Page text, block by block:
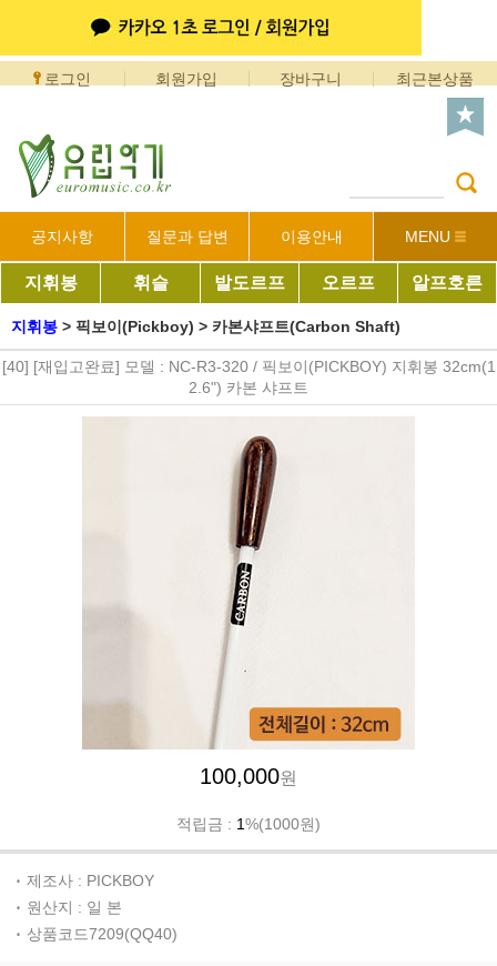
로그인 회원가입 장바구니 최근본상품
공지사항 질문과 답변 이용안내 MENU
지휘봉 휘슬 발도르프 오르프 알프호른
지휘봉 > 픽보이(Pickboy) > 카본샤프트(Carbon Shaft)
[40] [재입고완료] 모델 : NC-R3-320 / 픽보이(PICKBOY) 지휘봉 32cm(1
2.6") 카본 샤프트
100,000원
적립금 : 1%(1000원)
제조사 : PICKBOY
원산지 : 일 본
상품코드7209(QQ40)